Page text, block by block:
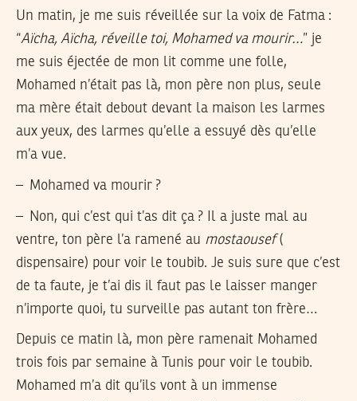
Un matin, je me suis réveillée sur la voix de Fatma :
“Aïcha, Aïcha, réveille toi, Mohamed va mourir…” je
me suis éjectée de mon lit comme une folle,
Mohamed n’était pas là, mon père non plus, seule
ma mère était debout devant la maison les larmes
aux yeux, des larmes qu’elle a essuyé dès qu’elle
m’a vue.
– Mohamed va mourir ?
– Non, qui c’est qui t’as dit ça ? Il a juste mal au
ventre, ton père l’a ramené au mostaousef(
dispensaire) pour voir le toubib. Je suis sure que c’est
de ta faute, je t’ai dis il faut pas le laisser manger
n’importe quoi, tu surveille pas autant ton frère…
Depuis ce matin là, mon père ramenait Mohamed
trois fois par semaine à Tunis pour voir le toubib.
Mohamed m’a dit qu’ils vont à un immense